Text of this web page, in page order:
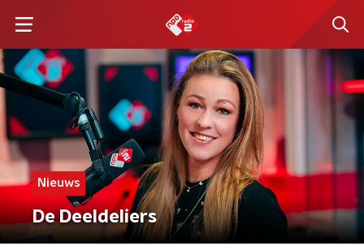
Nieuws
De Deeldeliers